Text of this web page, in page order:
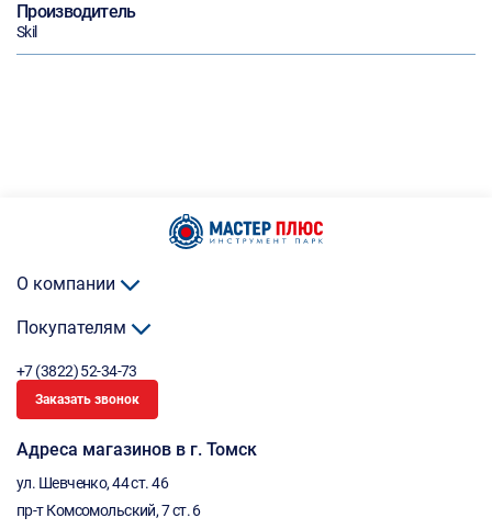
Производитель
Skil
О компании
Покупателям
+7 (3822) 52-34-73
Заказать звонок
Адреса магазинов в г. Томск
ул. Шевченко, 44 ст. 46
пр-т Комсомольский, 7 ст. 6